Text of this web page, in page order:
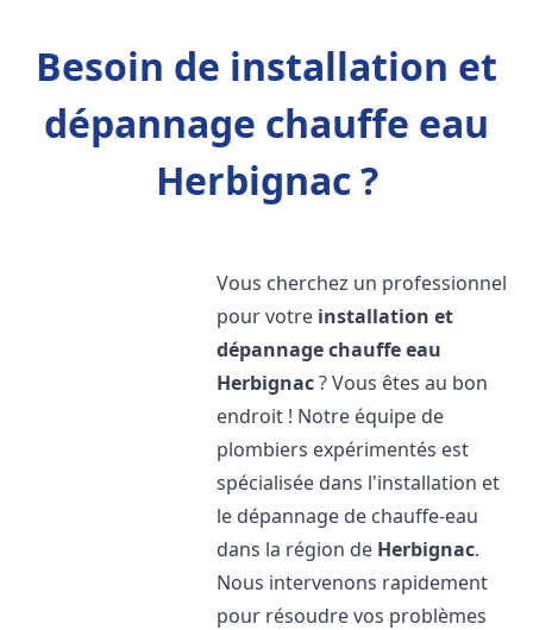
Besoin de installation et
dépannage chauffe eau
Herbignac ?
Vous cherchez un professionnel
pour votre installation et
dépannage chauffe eau
Herbignac? Vous êtes au bon
endroit ! Notre équipe de
plombiers expérimentés est
spécialisée dans l'installation et
le dépannage de chauffe-eau
dans la région de Herbignac.
Nous intervenons rapidement
pour résoudre vos problèmes